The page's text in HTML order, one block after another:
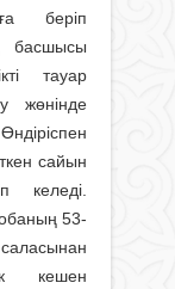
беріп
басшысы
тауар
жөнінде
сайын
келеді.
53-
саласынан
кешен